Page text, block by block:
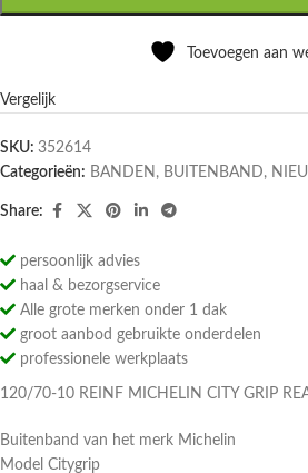
Toevoegen aan
Vergelijk
SKU: 352614
Categorieën: BANDEN , BUITENBAND,
Share:
persoonlijk advies
haal & bezorgservice
Alle grote merken onder 1 dak
groot aanbod gebruikte onderdelen
professionele werkplaats
120/70-10 REINF MICHELIN CITY GRIP
Buitenband van het merk Michelin
Model Citygrip